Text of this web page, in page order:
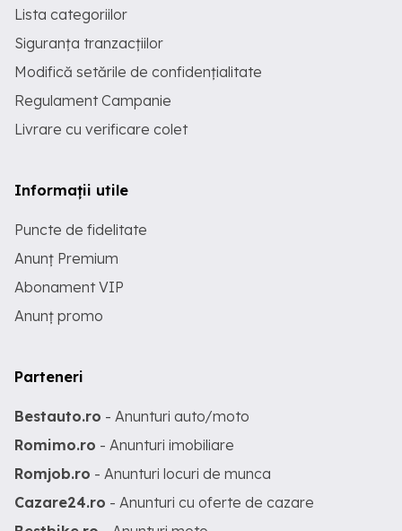
Lista categoriilor
Siguranța tranzacțiilor
Modifică setările de confidențialitate
Regulament Campanie
Livrare cu verificare colet
Informații utile
Puncte de fidelitate
Anunț Premium
Abonament VIP
Anunț promo
Parteneri
Bestauto.ro - Anunturi auto/moto
Romimo.ro - Anunturi imobiliare
Romjob.ro - Anunturi locuri de munca
Cazare24.ro - Anunturi cu oferte de cazare